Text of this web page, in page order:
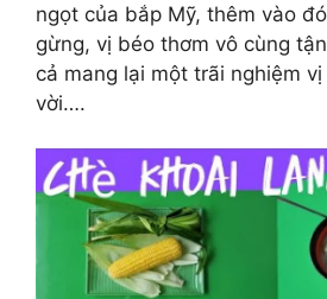
ngọt của bắp Mỹ, thêm vào
gừng, vị béo thơm vô cùng
cả mang lại một trãi nghiệm
vời….